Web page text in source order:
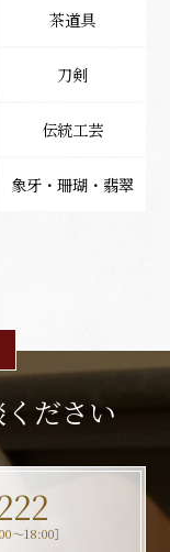
茶道具
刀剣
伝統工芸
象牙・珊瑚・翡翠
ださい
〜18:00］